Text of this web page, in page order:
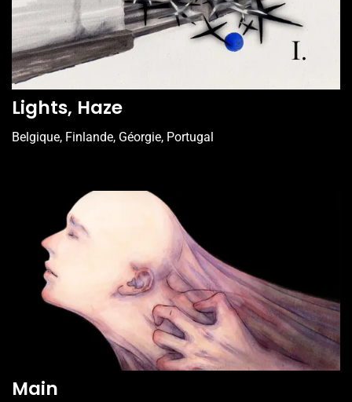
Lights, Haze
Belgique, Finlande, Géorgie, Portugal
Main